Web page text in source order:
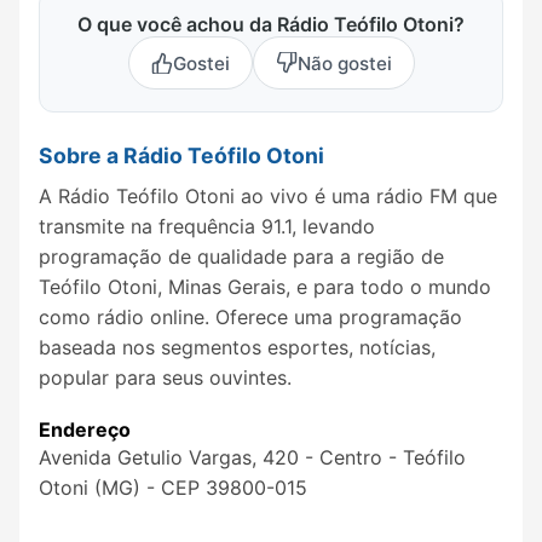
O que você achou da Rádio Teófilo Otoni?
Gostei Não gostei
Sobre a Rádio Teófilo Otoni
A Rádio Teófilo Otoni ao vivo é uma rádio FM que
transmite na frequência 91.1, levando
programação de qualidade para a região de
Teófilo Otoni, Minas Gerais, e para todo o mundo
como rádio online. Oferece uma programação
baseada nos segmentos esportes, notícias,
popular para seus ouvintes.
Endereço
Avenida Getulio Vargas, 420 - Centro - Teófilo
Otoni (MG) - CEP 39800-015